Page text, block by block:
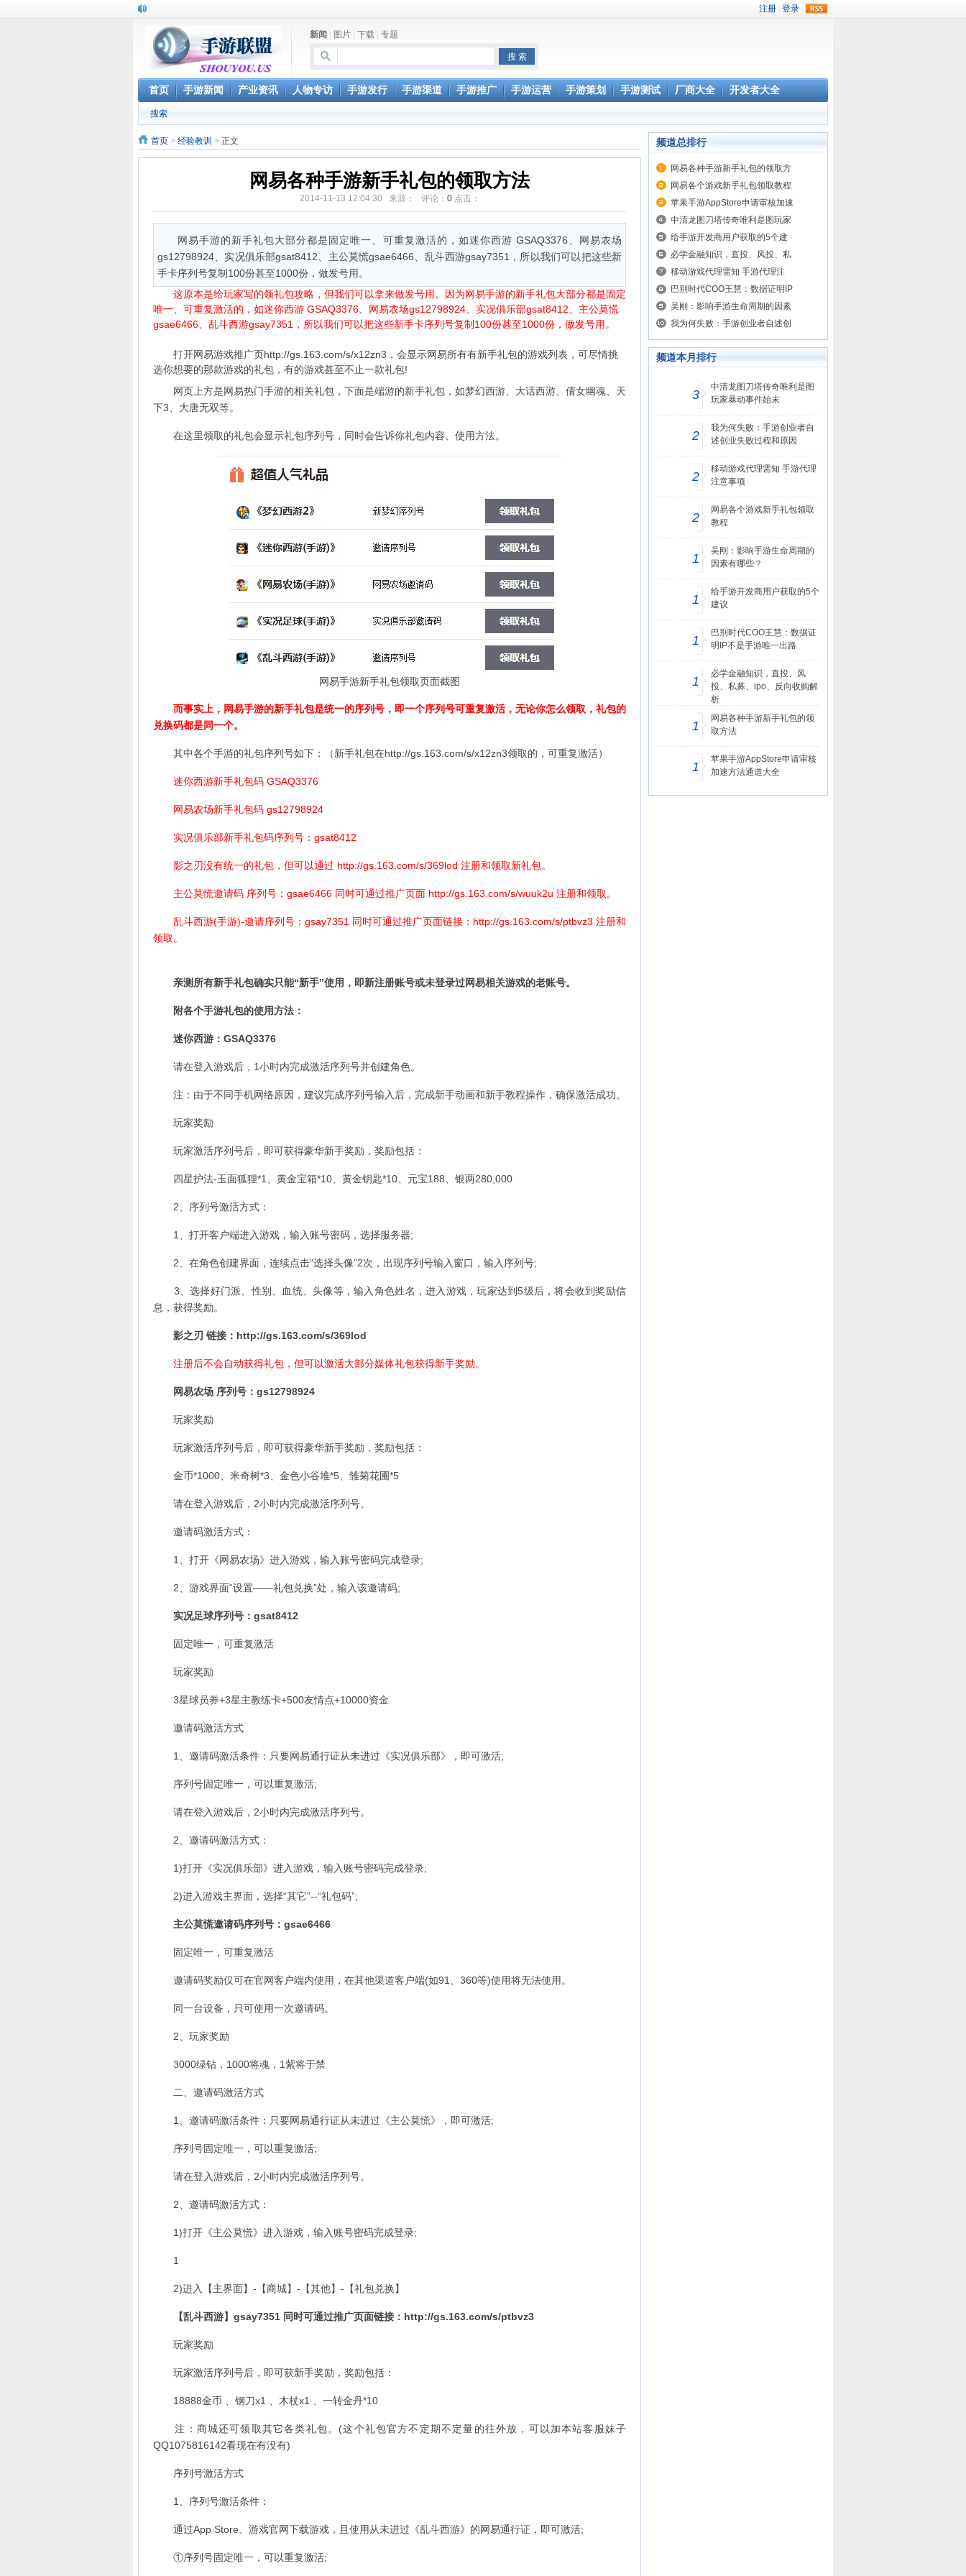
新闻 图片 下载 专题
首页 手游新闻 产业资讯 人物专访 手游发行 手游渠道 手游推广 手游运营 手游策划 手游测试 厂商大全 开发者大全
搜索
首页 > 经验教训 > 正文
网易各种手游新手礼包的领取方法
2014-11-13 12:04:30 来源： 评论： 0点击：
网易手游的新手礼包大部分都是固定唯一、可重复激活的，如迷你西游 GSAQ3376、网易农场
gs12798924、实况俱乐部gsat8412、主公莫慌gsae6466、乱斗西游gsay7351，所以我们可以把这些新
手卡序列号复制100份甚至1000份，做发号用。
这原本是给玩家写的领礼包攻略，但我们可以拿来做发号用。因为网易手游的新手礼包大部分都是固定
唯一、可重复激活的，如迷你西游 GSAQ3376、网易农场gs12798924、实况俱乐部gsat8412、主公莫慌
gsae6466、乱斗西游gsay7351，所以我们可以把这些新手卡序列号复制100份甚至1000份，做发号用。
打开网易游戏推广页http://gs.163.com/s/x12zn3 ，会显示网易所有有新手礼包的游戏列表，可尽情挑
选你想要的那款游戏的礼包，有的游戏甚至不止一款礼包!
网页上方是网易热门手游的相关礼包，下面是端游的新手礼包，如梦幻西游、大话西游、倩女幽魂、天
下3、大唐无双等。
在这里领取的礼包会显示礼包序列号，同时会告诉你礼包内容、使用方法。
网易手游新手礼包领取页面截图
而事实上，网易手游的新手礼包是统一的序列号，即一个序列号可重复激活，无论你怎么领取，礼包的
兑换码都是同一个。
其中各个手游的礼包序列号如下：（新手礼包在http://gs.163.com/s/x12zn3领取的，可重复激活）
迷你西游新手礼包码 GSAQ3376
网易农场新手礼包码 gs12798924
实况俱乐部新手礼包码序列号：gsat8412
影之刃没有统一的礼包，但可以通过 http://gs.163.com/s/369lod 注册和领取新礼包。
主公莫慌邀请码 序列号：gsae6466 同时可通过推广页面 http://gs.163.com/s/wuuk2u 注册和领取。
乱斗西游(手游)-邀请序列号：gsay7351 同时可通过推广页面链接： http://gs.163.com/s/ptbvz3 注册和
领取。
亲测所有新手礼包确实只能“新手”使用，即新注册账号或未登录过网易相关游戏的老账号。
附各个手游礼包的使用方法：
迷你西游：GSAQ3376
请在登入游戏后，1小时内完成激活序列号并创建角色。
注：由于不同手机网络原因，建议完成序列号输入后，完成新手动画和新手教程操作，确保激活成功。
玩家奖励
玩家激活序列号后，即可获得豪华新手奖励，奖励包括：
四星护法-玉面狐狸*1、黄金宝箱*10、黄金钥匙*10、元宝188、银两280,000
2、序列号激活方式：
1、打开客户端进入游戏，输入账号密码，选择服务器;
2、在角色创建界面，连续点击“选择头像”2次，出现序列号输入窗口，输入序列号;
3、选择好门派、性别、血统、头像等，输入角色姓名，进入游戏，玩家达到5级后，将会收到奖励信
息，获得奖励。
影之刃 链接： http://gs.163.com/s/369lod
注册后不会自动获得礼包，但可以激活大部分媒体礼包获得新手奖励。
网易农场 序列号：gs12798924
玩家奖励
玩家激活序列号后，即可获得豪华新手奖励，奖励包括：
金币*1000、米奇树*3、金色小谷堆*5、雏菊花圃*5
请在登入游戏后，2小时内完成激活序列号。
邀请码激活方式：
1、打开《网易农场》进入游戏，输入账号密码完成登录;
2、游戏界面“设置——礼包兑换”处，输入该邀请码;
实况足球序列号：gsat8412
固定唯一，可重复激活
玩家奖励
3星球员券+3星主教练卡+500友情点+10000资金
邀请码激活方式
1、邀请码激活条件：只要网易通行证从未进过《实况俱乐部》，即可激活;
序列号固定唯一，可以重复激活;
请在登入游戏后，2小时内完成激活序列号。
2、邀请码激活方式：
1)打开《实况俱乐部》进入游戏，输入账号密码完成登录;
2)进入游戏主界面，选择“其它”--“礼包码”;
主公莫慌邀请码序列号：gsae6466
固定唯一，可重复激活
邀请码奖励仅可在官网客户端内使用，在其他渠道客户端(如91、360等)使用将无法使用。
同一台设备，只可使用一次邀请码。
2、玩家奖励
3000绿钻，1000将魂，1紫将于禁
二、邀请码激活方式
1、邀请码激活条件：只要网易通行证从未进过《主公莫慌》，即可激活;
序列号固定唯一，可以重复激活;
请在登入游戏后，2小时内完成激活序列号。
2、邀请码激活方式：
1)打开《主公莫慌》进入游戏，输入账号密码完成登录;
1
2)进入【主界面】-【商城】-【其他】-【礼包兑换】
【乱斗西游】gsay7351 同时可通过推广页面链接： http://gs.163.com/s/ptbvz3
玩家奖励
玩家激活序列号后，即可获新手奖励，奖励包括：
18888金币 、钢刀x1 、木杖x1 、一转金丹*10
注：商城还可领取其它各类礼包。(这个礼包官方不定期不定量的往外放，可以加本站客服妹子
QQ1075816142看现在有没有)
序列号激活方式
1、序列号激活条件：
通过App Store、游戏官网下载游戏，且使用从未进过《乱斗西游》的网易通行证，即可激活;
①序列号固定唯一，可以重复激活;
频道总排行
网易各种手游新手礼包的领取方
网易各个游戏新手礼包领取教程
苹果手游AppStore申请审核加速
中清龙图刀塔传奇唯利是图玩家
给手游开发商用户获取的5个建
必学金融知识，直投、风投、私
移动游戏代理需知 手游代理注
巴别时代COO王慧：数据证明IP
吴刚：影响手游生命周期的因素
我为何失败：手游创业者自述创
频道本月排行
3
中清龙图刀塔传奇唯利是图
玩家暴动事件始末
2
我为何失败：手游创业者自
述创业失败过程和原因
2
移动游戏代理需知 手游代理
注意事项
2
网易各个游戏新手礼包领取
教程
1
吴刚：影响手游生命周期的
因素有哪些？
1
给手游开发商用户获取的5个
建议
1
巴别时代COO王慧：数据证
明IP不是手游唯一出路
1
必学金融知识，直投、风
投、私募、ipo、反向收购解
析
1
网易各种手游新手礼包的领
取方法
1
苹果手游AppStore申请审核
加速方法通道大全